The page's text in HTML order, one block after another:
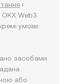
і
OKX Web3
умови
засобами
або